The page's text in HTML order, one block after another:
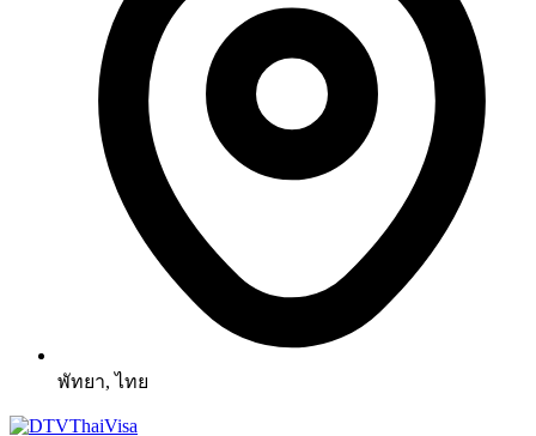
พัทยา, ไทย